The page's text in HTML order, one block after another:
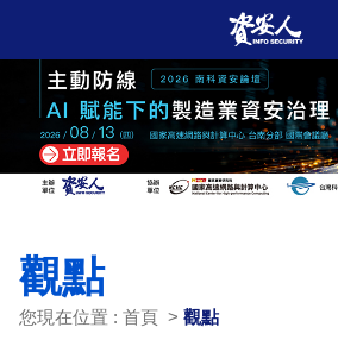
觀點
您現在位置 : 首頁 > 觀點